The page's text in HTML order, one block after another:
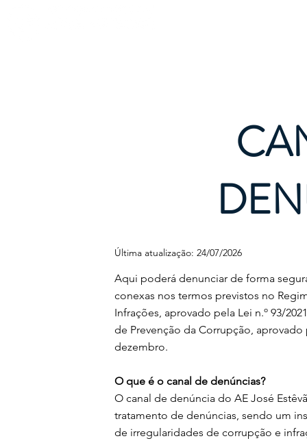
Última atualização: 24/07/2026
Aqui poderá denunciar de forma
conexas nos termos previstos no
Infrações, aprovado pela Lei n.º 93/
de Prevenção da Corrupção,
dezembro.
O que é o canal de denúncias?
O canal de denúncia do AE José
tratamento de denúncias, sendo um
de irregularidades de corrupção e